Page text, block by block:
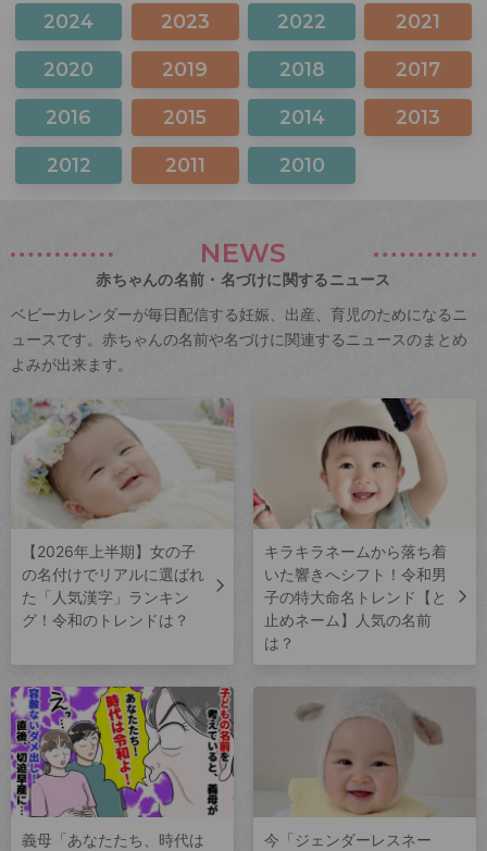
2024 2023 2022 2021
2020 2019 2018 2017
2016 2015 2014 2013
2012 2011 2010
NEWS
赤ちゃんの名前・名づけに関するニュース
ベビーカレンダーが毎日配信する妊娠、出産、育児のためになるニ
ュースです。赤ちゃんの名前や名づけに関連するニュースのまとめ
よみが出来ます。
【2026年上半期】女の子
の名付けでリアルに選ばれ
た「人気漢字」ランキン
グ！令和のトレンドは？
キラキラネームから落ち着
いた響きへシフト！令和男
子の特大命名トレンド【と
止めネーム】人気の名前
は？
義母「あなたたち、時代は
今「ジェンダーレスネー